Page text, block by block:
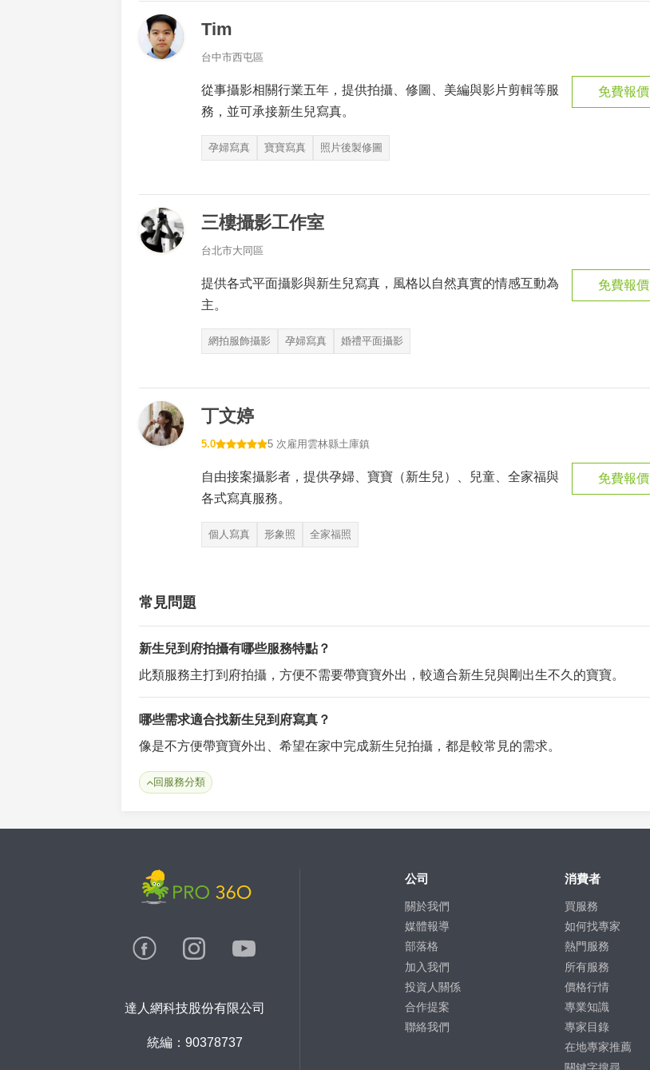
Tim
台中市西屯區
從事攝影相關行業五年，提供拍攝、修圖、美編與影片剪輯等服
務，並可承接新生兒寫真。
孕婦寫真 寶寶寫真 照片後製修圖
免費報價
三樓攝影工作室
台北市大同區
提供各式平面攝影與新生兒寫真，風格以自然真實的情感互動為
主。
網拍服飾攝影 孕婦寫真 婚禮平面攝影
免費報價
丁文婷
5.0 5 次雇用 雲林縣土庫鎮
自由接案攝影者，提供孕婦、寶寶（新生兒）、兒童、全家福與
各式寫真服務。
個人寫真 形象照 全家福照
免費報價
常見問題
新生兒到府拍攝有哪些服務特點？
此類服務主打到府拍攝，方便不需要帶寶寶外出，較適合新生兒與剛出生不久的寶寶。
哪些需求適合找新生兒到府寫真？
像是不方便帶寶寶外出、希望在家中完成新生兒拍攝，都是較常見的需求。
回服務分類
達人網科技股份有限公司
統編：90378737
公司
關於我們
媒體報導
部落格
加入我們
投資人關係
合作提案
聯絡我們
消費者
買服務
如何找專家
熱門服務
所有服務
價格行情
專業知識
專家目錄
在地專家推薦
關鍵字搜尋